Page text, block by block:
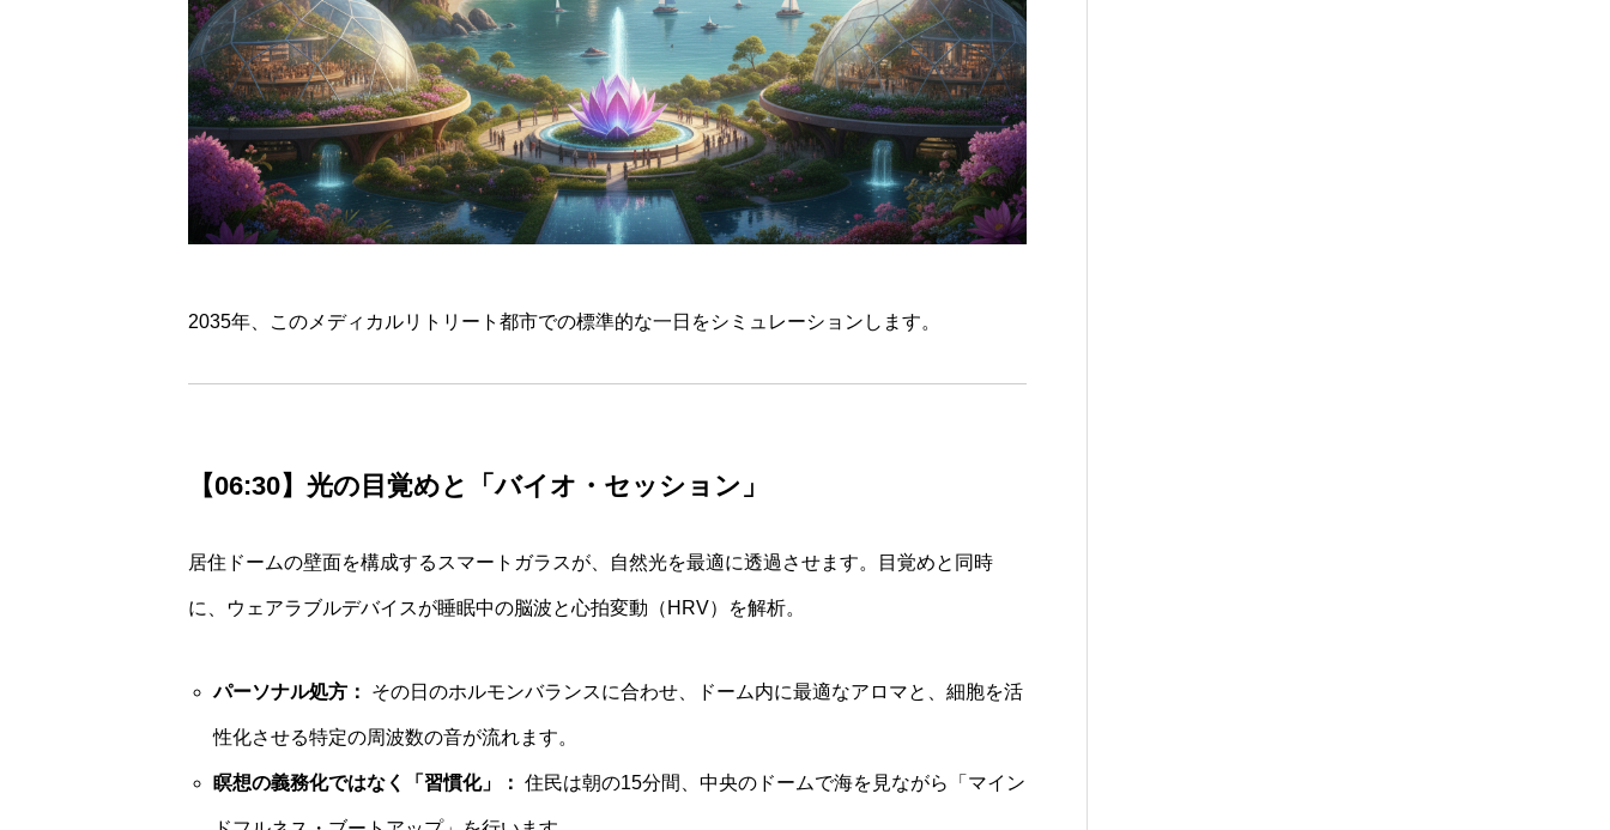
2035年、このメディカルリトリート都市での標準的な一日をシミュレーションします。
【06:30】光の目覚めと「バイオ・セッション」
居住ドームの壁面を構成するスマートガラスが、自然光を最適に透過させます。目覚めと同時
に、ウェアラブルデバイスが睡眠中の脳波と心拍変動（HRV）を解析。
パーソナル処方： その日のホルモンバランスに合わせ、ドーム内に最適なアロマと、細胞を活
性化させる特定の周波数の音が流れます。
瞑想の義務化ではなく「習慣化」： 住民は朝の15分間、中央のドームで海を見ながら「マイン